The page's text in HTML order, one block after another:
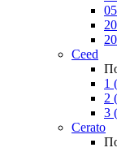
Ceed
1
2
3
Cerato